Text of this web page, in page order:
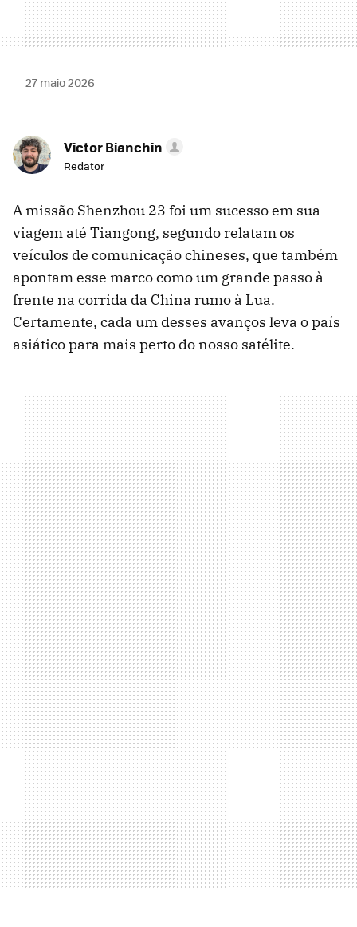
27 maio 2026
Victor Bianchin
Redator
A missão Shenzhou 23 foi um sucesso em sua
viagem até Tiangong, segundo relatam os
veículos de comunicação chineses, que também
apontam esse marco como um grande passo à
frente na corrida da China rumo à Lua.
Certamente, cada um desses avanços leva o país
asiático para mais perto do nosso satélite.